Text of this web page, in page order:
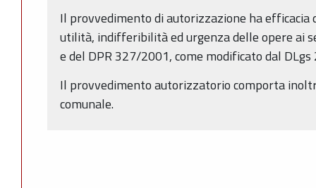
Il provvedimento di autorizzazione ha efficacia
utilità, indifferibilità ed urgenza delle opere ai
e del DPR 327/2001, come modificato dal
Il provvedimento autorizzatorio comporta
comunale.